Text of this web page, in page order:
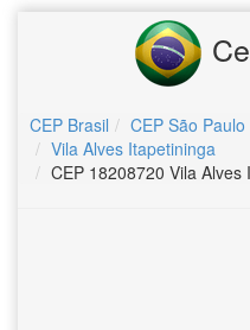
CEP Brasil CEP São Paulo
Vila Alves Itapetininga
CEP 18208720 Vila Alves